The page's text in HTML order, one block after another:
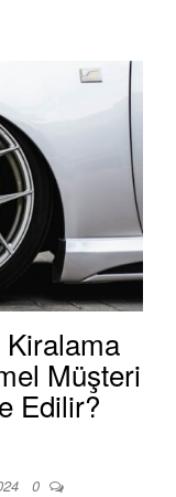
Kiralama
Müşteri
Edilir?
0